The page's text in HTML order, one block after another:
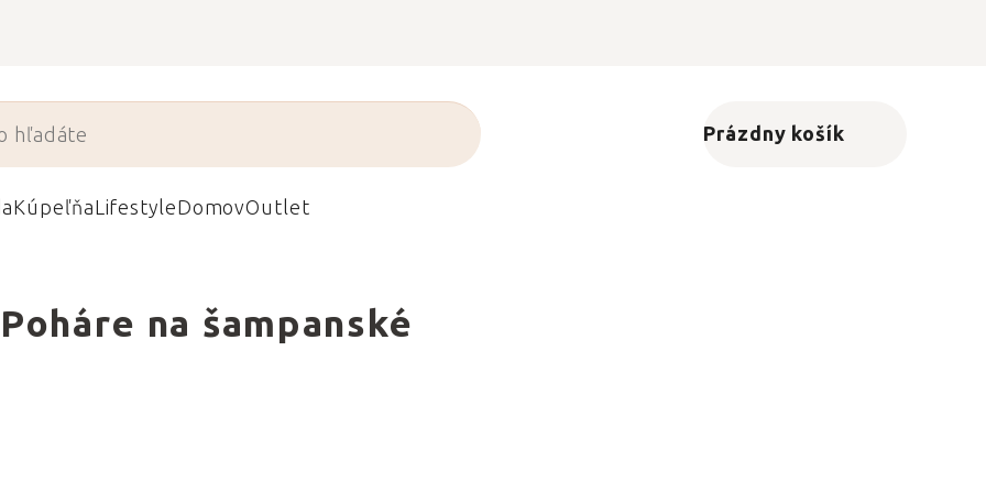
Nákupný košík
Prázdny košík
KúpeľňaLifestyleDomovOutlet
Poháre na šampanské